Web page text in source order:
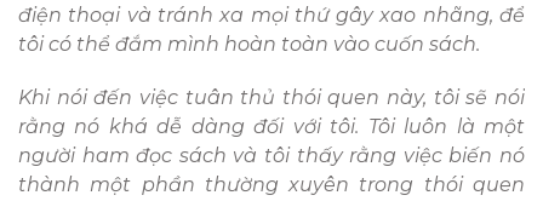
điện thoại và tránh xa mọi thứ gây xao nhãng, để
tôi có thể đắm mình hoàn toàn vào cuốn sách.
Khi nói đến việc tuân thủ thói quen này, tôi sẽ nói
rằng nó khá dễ dàng đối với tôi. Tôi luôn là một
người ham đọc sách và tôi thấy rằng việc biến nó
thành một phần thường xuyên trong thói quen